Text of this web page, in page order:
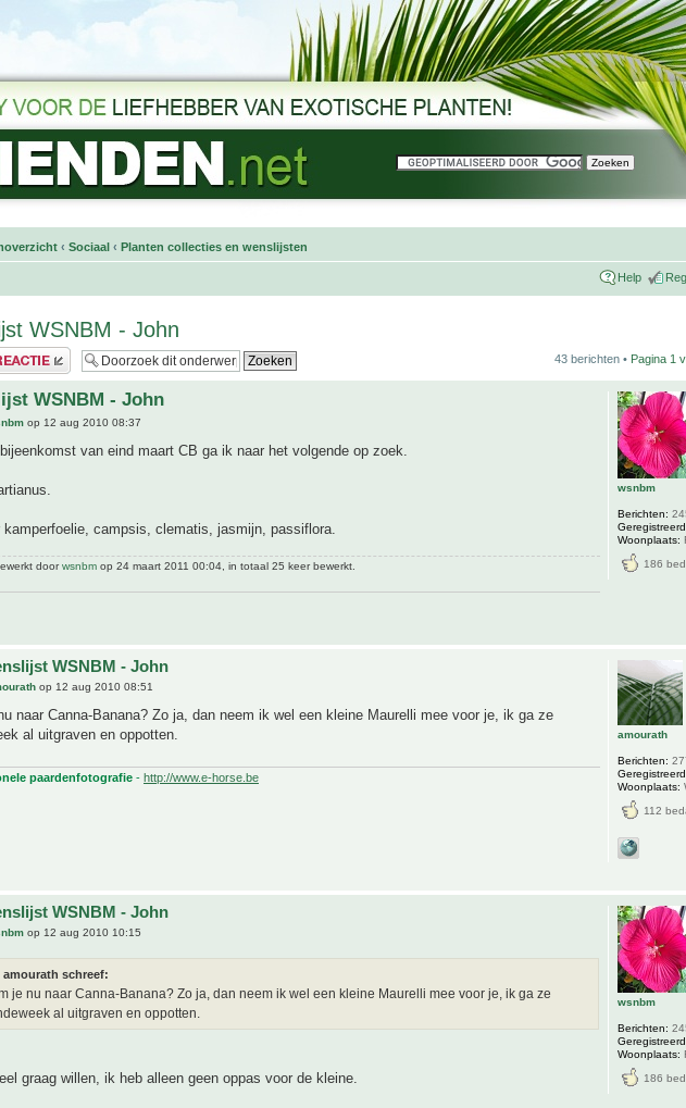
‹ Sociaal ‹ Planten collecties en wenslijsten
Help
WSNBM - John
43 berichten • Pagina 1
WSNBM - John
op 12 aug 2010 08:37
van eind maart CB ga ik naar het volgende op zoek.
kamperfoelie, campsis, clematis, jasmijn, passiflora.
doorwsnbm op 24 maart 2011 00:04, in totaal 25 keer bewerkt.
wsnbm
Berichten:
Woonplaats:
186
WSNBM - John
op 12 aug 2010 08:51
naar Canna-Banana? Zo ja, dan neem ik wel een kleine Maurelli mee voor je, ik ga ze
al uitgraven en oppotten.
paardenfotografie - http://www.e-horse.be
amourath
Berichten:
Woonplaats:
112
WSNBM - John
op 12 aug 2010 10:15
amourath schreef:
je nu naar Canna-Banana? Zo ja, dan neem ik wel een kleine Maurelli mee voor je, ik ga ze
al uitgraven en oppotten.
graag willen, ik heb alleen geen oppas voor de kleine.
wsnbm
Berichten:
Woonplaats:
186